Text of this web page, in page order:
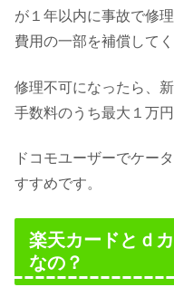
が１年以内に事故で修
費用の一部を補償して
修理不可になったら、
手数料のうち最大１万
ドコモユーザーでケー
すすめです。
楽天カードとｄ
なの？